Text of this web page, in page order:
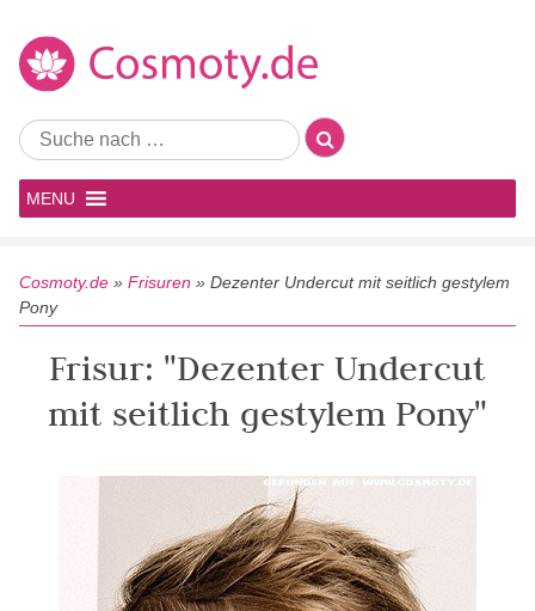
MENU
Cosmoty.de » Frisuren » Dezenter Undercut mit seitlich gestylem
Pony
Frisur: "Dezenter Undercut
mit seitlich gestylem Pony"